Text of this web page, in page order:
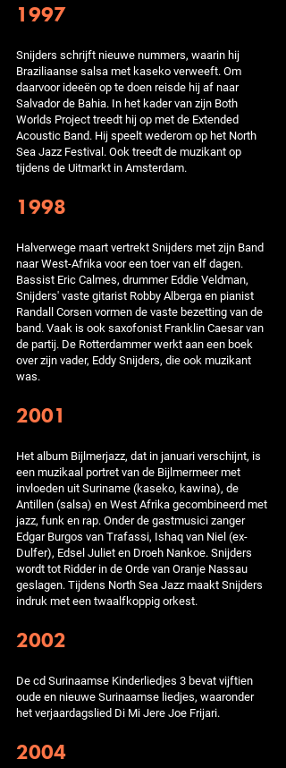
1997
Snijders schrijft nieuwe nummers, waarin hij
Braziliaanse salsa met kaseko verweeft. Om
daarvoor ideeën op te doen reisde hij af naar
Salvador de Bahia. In het kader van zijn Both
Worlds Project treedt hij op met de Extended
Acoustic Band. Hij speelt wederom op het North
Sea Jazz Festival. Ook treedt de muzikant op
tijdens de Uitmarkt in Amsterdam.
1998
Halverwege maart vertrekt Snijders met zijn Band
naar West-Afrika voor een toer van elf dagen.
Bassist Eric Calmes, drummer Eddie Veldman,
Snijders' vaste gitarist Robby Alberga en pianist
Randall Corsen vormen de vaste bezetting van de
band. Vaak is ook saxofonist Franklin Caesar van
de partij. De Rotterdammer werkt aan een boek
over zijn vader, Eddy Snijders, die ook muzikant
was.
2001
Het album Bijlmerjazz, dat in januari verschijnt, is
een muzikaal portret van de Bijlmermeer met
invloeden uit Suriname (kaseko, kawina), de
Antillen (salsa) en West Afrika gecombineerd met
jazz, funk en rap. Onder de gastmusici zanger
Edgar Burgos van Trafassi, Ishaq van Niel (ex-
Dulfer), Edsel Juliet en Droeh Nankoe. Snijders
wordt tot Ridder in de Orde van Oranje Nassau
geslagen. Tijdens North Sea Jazz maakt Snijders
indruk met een twaalfkoppig orkest.
2002
De cd Surinaamse Kinderliedjes 3 bevat vijftien
oude en nieuwe Surinaamse liedjes, waaronder
het verjaardagslied Di Mi Jere Joe Frijari.
2004